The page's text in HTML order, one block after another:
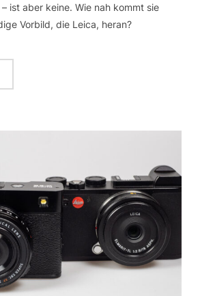
ist aber keine. Wie nah kommt sie
Vorbild, die Leica, heran?